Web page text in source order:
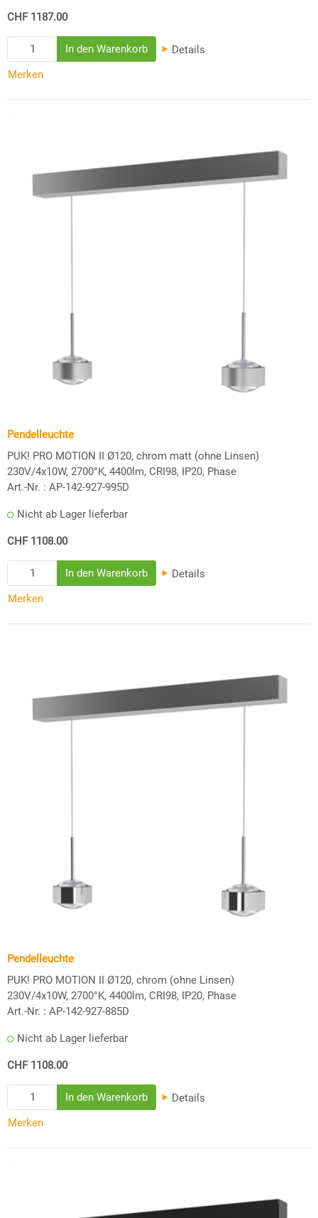
CHF 1187.00
Details
Merken
Pendelleuchte
PUK! PRO MOTION II Ø120, chrom matt (ohne Linsen)
230V/4x10W, 2700°K, 4400lm, CRI98, IP20, Phase
Art.-Nr. : AP-142-927-995D
Nicht ab Lager lieferbar
CHF 1108.00
Details
Merken
Pendelleuchte
PUK! PRO MOTION II Ø120, chrom (ohne Linsen)
230V/4x10W, 2700°K, 4400lm, CRI98, IP20, Phase
Art.-Nr. : AP-142-927-885D
Nicht ab Lager lieferbar
CHF 1108.00
Details
Merken